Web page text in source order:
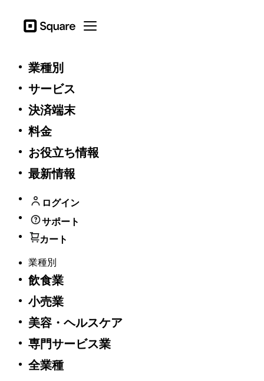
Square Open menu
業種別
サービス
決済端末
料金
お役立ち情報
最新情報
ログイン
サポート
カート
業種別
飲食業
小売業
美容・ヘルスケア
専門サービス業
全業種
プロモーション規約 - SMBCFREE
本プロモーションは期間限定です。2020年9月30日 午
後11:59分(日本時間)で終了します。
可能です。
スクエアは本プロモーションをいつでも変更し、終了
する権利を有します。
ブラウザをアップデートしてください。
以下の対応ブラウザの最新バージョンをダウンロードして、
このウェブサイトを最大限に活用してください。
Google Chrome
Mozilla Firefox
Microsoft Edge
以上を理解して、続行します